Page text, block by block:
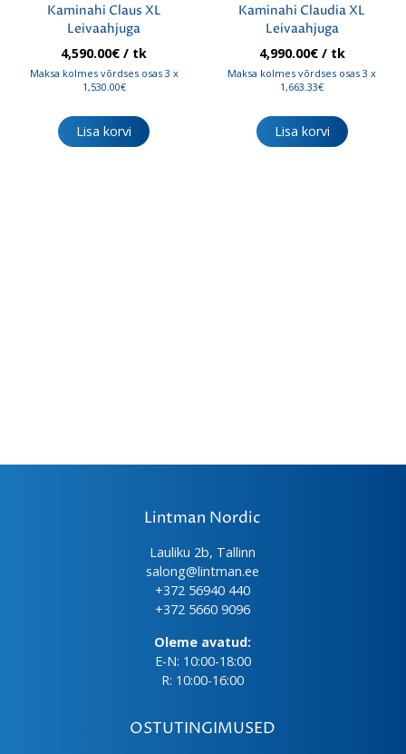
Kaminahi Claus XL
Leivaahjuga
4,590.00€ / tk
Maksa kolmes võrdses osas 3 x
1,530.00€
Lisa korvi
Kaminahi Claudia XL
Leivaahjuga
4,990.00€/ tk
Maksa kolmes võrdses osas 3 x
1,663.33€
Lisa korvi
Lintman Nordic
Lauliku 2b, Tallinn
salong@lintman.ee
+372 56940 440
+372 5660 9096
Oleme avatud:
E-N: 10:00-18:00
R: 10:00-16:00
OSTUTINGIMUSED